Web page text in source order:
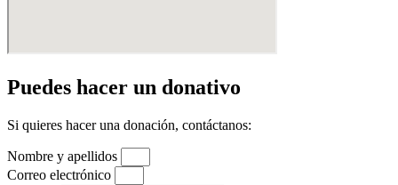
Puedes hacer un donativo
Si quieres hacer una donación, contáctanos:
Nombre y apellidos
Correo electrónico